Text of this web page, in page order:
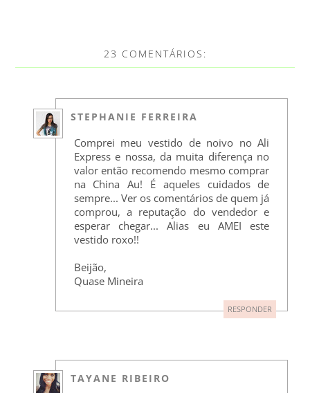
23 COMENTÁRIOS:
STEPHANIE FERREIRA
Comprei meu vestido de noivo no Ali
Express e nossa, da muita diferença no
valor então recomendo mesmo comprar
na China Au! É aqueles cuidados de
sempre... Ver os comentários de quem já
comprou, a reputação do vendedor e
esperar chegar... Alias eu AMEI este
vestido roxo!!
Beijão,
Quase Mineira
RESPONDER
TAYANE RIBEIRO